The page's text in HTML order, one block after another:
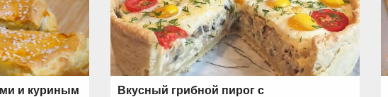
и куриным
Вкусный грибной пирог с